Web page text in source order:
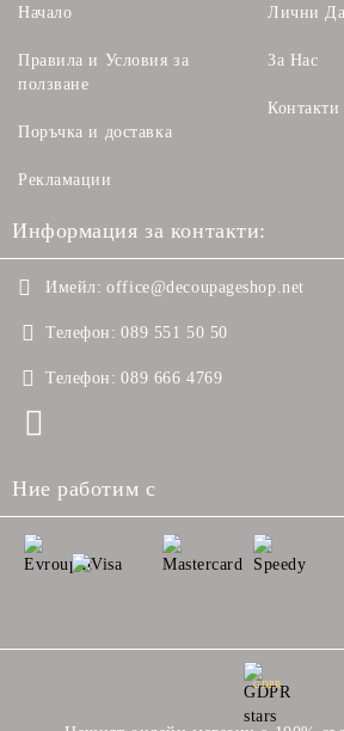
Начало
Правила и Условия за
ползване
Поръчка и доставка
Рекламации
Лични
За Нас
Контакти
Информация за контакти:
Имейл: office@decoupageshop.net
Телефон: 089 551 50 50
Телефон: 089 666 4769
Ние работим с
GDPR